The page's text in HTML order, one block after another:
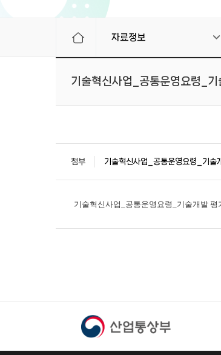
자료정보
기술혁신사업_공통운영요령_
첨부 기술혁신사업_공통운영요령_기
기술혁신사업_공통운영요령_기술개발